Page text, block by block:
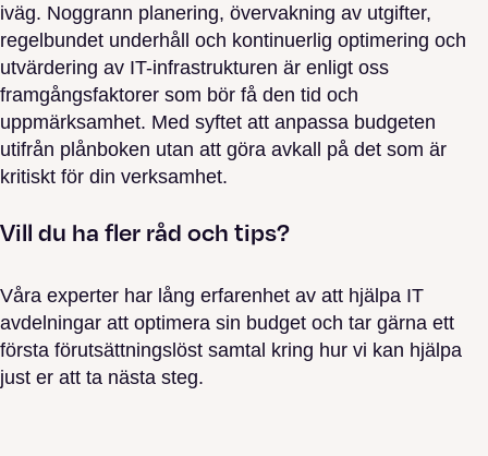
iväg. Noggrann planering, övervakning av utgifter,
regelbundet underhåll och kontinuerlig optimering och
utvärdering av IT-infrastrukturen är enligt oss
framgångsfaktorer som bör få den tid och
uppmärksamhet. Med syftet att anpassa budgeten
utifrån plånboken utan att göra avkall på det som är
kritiskt för din verksamhet.
Vill du ha fler råd och tips?
Våra experter har lång erfarenhet av att hjälpa IT
avdelningar att optimera sin budget och tar gärna ett
första förutsättningslöst samtal kring hur vi kan hjälpa
just er att ta nästa steg.